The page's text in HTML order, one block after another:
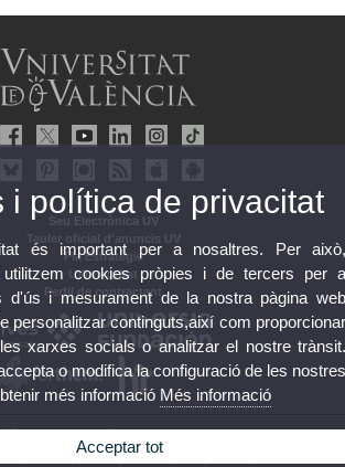
Seu Electrònica UV
Tauler oficial d'anuncis UV
Pla Estratègic
UVintegritat
Perfil de contractant
13. 46010 València. Espanya. Tel. UV: (+34) 963 86 41 00
Política privacitat|
i política de privacitat
és important per a nosaltres. Per
utilitzem cookies pròpies i de tercers per
d'ús i mesurament de la nostra pàgina
personalitzar continguts,així com
xarxes socials o analitzar el nostre
o modifica la configuració de les
més informació Més informació
Acceptar tot